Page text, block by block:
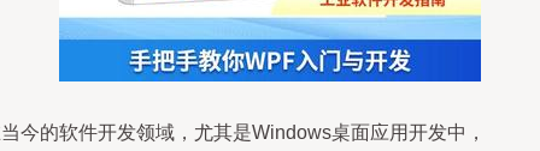
今的软件开发领域，尤其是Windows桌面应用开发中，